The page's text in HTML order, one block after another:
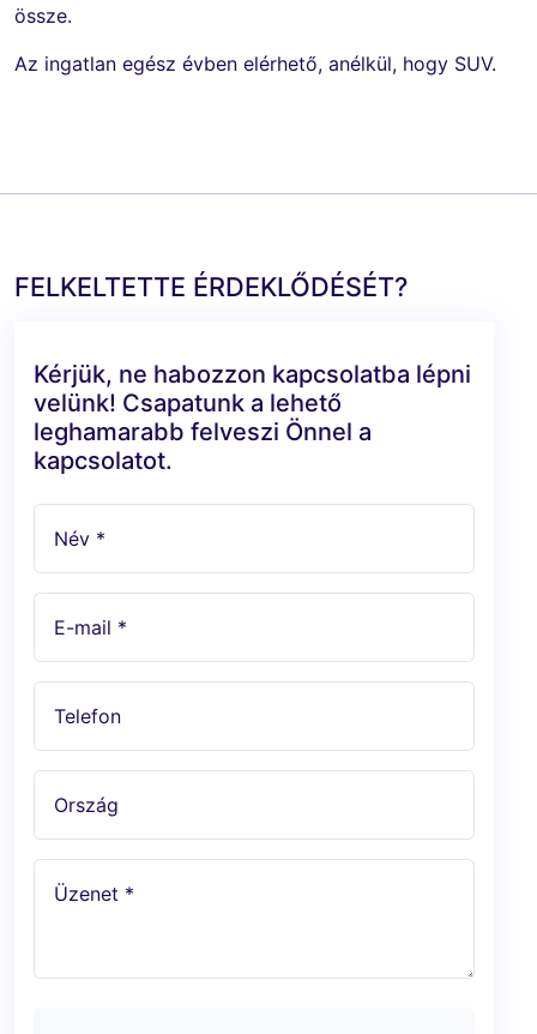
össze.
Az ingatlan egész évben elérhető, anélkül, hogy SUV.
FELKELTETTE ÉRDEKLŐDÉSÉT?
Kérjük, ne habozzon kapcsolatba lépni
velünk! Csapatunk a lehető
leghamarabb felveszi Önnel a
kapcsolatot.
Név *
E-mail *
Telefon
Ország
Üzenet *